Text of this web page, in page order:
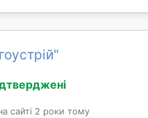
сайті 2 роки тому